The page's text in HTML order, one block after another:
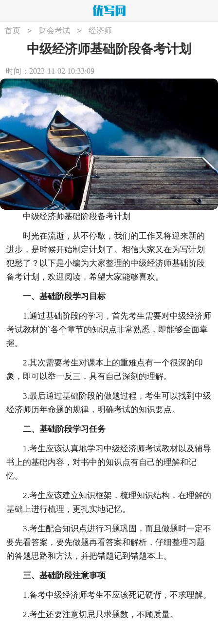
首页 > 财会考试 > 经济师
中级经济师基础阶段备考计划
时间：2023-11-02 10:33:09
中级经济师基础阶段备考计划
时光在流逝，从不停歇，我们的工作又将迎来新的
进步，是时候开始制定计划了。相信大家又在为写计划
犯愁了？以下是小编为大家整理的中级经济师基础阶段
备考计划，欢迎阅读，希望大家能够喜欢。
一、基础阶段学习目标
1.通过基础阶段的学习，首先考生需要对中级经济师
考试教材的`各个章节的知识点非常熟悉，即能够全面掌
握。
2.其次需要考生对课本上的重难点有一个很深的印
象，即可以举一反三，具有自己深刻的理解。
3.最后通过基础阶段的做题过程，考生可以找到中级
经济师历年命题的规律，明确考试的知识要点。
二、基础阶段学习任务
1.考生应该认真地学习中级经济师考试教材以及辅导
书上的基础内容，对书中的知识点有自己的理解和记
忆。
2.考生应该建立知识框架，梳理知识结构，在理解的
基础上进行梳理，更扎实地记忆。
3.考生配合知识点进行习题巩固，而且做题时一定不
要先看答案，要先做题再看答案和解析，仔细整理习题
的答题思路和方法，并把错题记到错题本上。
三、基础阶段注意事项
1.备考中级经济师考生不应该死记硬背，不求理解。
2.考生还要注意切忌只求题数，不顾质量。